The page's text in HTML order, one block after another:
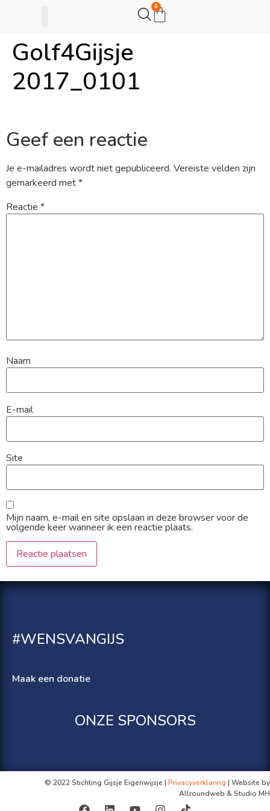
0
Golf4Gijsje
2017_0101
Geef een reactie
Je e-mailadres wordt niet gepubliceerd. Vereiste velden zijn
gemarkeerd met*
Reactie *
Naam
E-mail
Site
Mijn naam, e-mail en site opslaan in deze browser voor de
volgende keer wanneer ik een reactie plaats.
#WENSVANGIJS
Maak een donatie
ONZE SPONSORS
© 2022 Stichting Gijsje Eigenwijsje | Privacyverklaring | Website by
Allroundweb & Studio MH